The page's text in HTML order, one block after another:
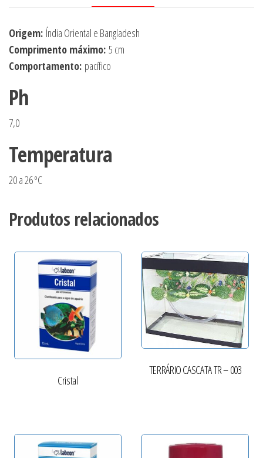
Origem: Índia Oriental e Bangladesh
Comprimento máximo: 5 cm
Comportamento: pacífico
Ph
7,0
Temperatura
20 a 26 ºC
Produtos relacionados
Cristal
TERRÁRIO CASCATA TR – 003